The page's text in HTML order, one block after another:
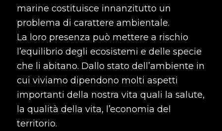
marine costituisce innanzitutto un
problema di carattere ambientale.
La loro presenza può mettere a rischio
l’equilibrio degli ecosistemi e delle specie
che li abitano. Dallo stato dell’ambiente in
cui viviamo dipendono molti aspetti
importanti della nostra vita quali la salute,
la qualità della vita, l’economia del
territorio.